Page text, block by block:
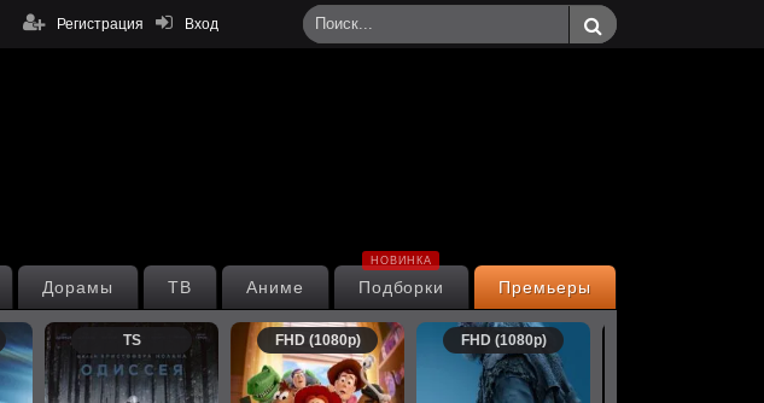
Вход
Регистрация
Премьеры
Подборки
НОВИНКА
Аниме
ТВ
Дорамы
TS FHD (1080p) FHD (1080p)